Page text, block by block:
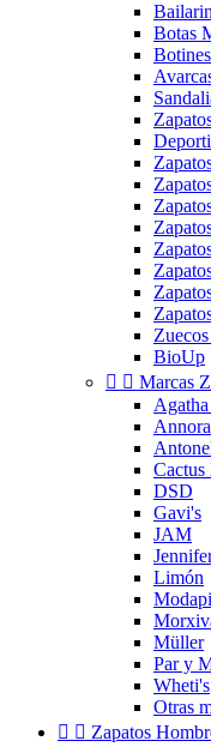
Botas
BioUp
  Marcas
Annora
DSD
Gavi's
JAM
Limón
Müller
Par y
Wheti's
Otras
  Zapatos